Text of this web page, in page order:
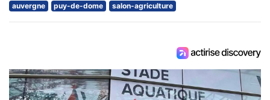
auvergne puy-de-dome salon-agriculture